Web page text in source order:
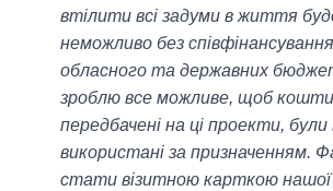
втілити всі задуми в життя
неможливо без
обласного та державних
зроблю все можливе, щоб
передбачені на ці проекти, були
використані за призначенням.
стати візитною карткою